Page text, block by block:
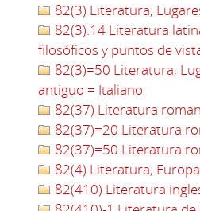
82(3) Literatura,
82(3):14 Literatura
filosóficos y puntos de
82(3)=50 Literatura,
antiguo = Italiano
82(37) Literatura
82(37)=20 Literatura
82(37)=50 Literatura
82(4) Literatura, Europa
82(410) Literatura